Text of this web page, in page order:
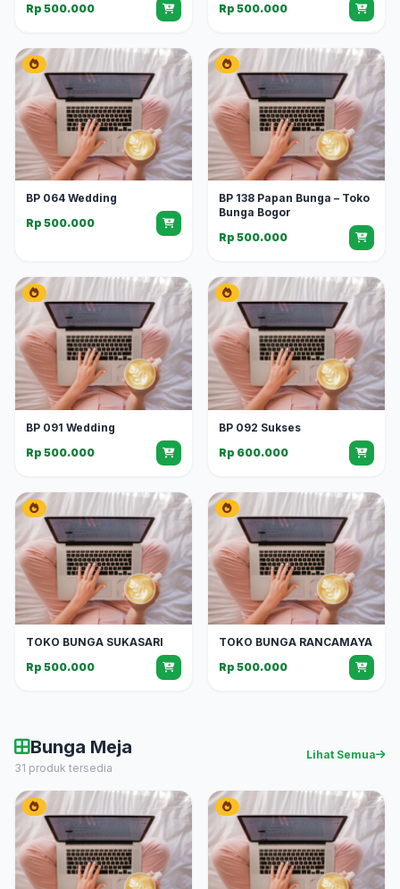
Rp 500.000
Rp 500.000
BP 064 Wedding
Rp 500.000
BP 138 Papan Bunga – Toko
Bunga Bogor
Rp 500.000
BP 091 Wedding
Rp 500.000
BP 092 Sukses
Rp 600.000
TOKO BUNGA SUKASARI
Rp 500.000
TOKO BUNGA RANCAMAYA
Rp 500.000
Bunga Meja
31 produk tersedia
Lihat Semua